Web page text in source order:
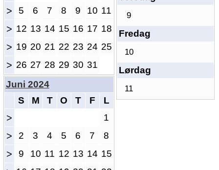
9
Fredag
10
Lørdag
11
> 5 6 7 8 9 10 11
> 12 13 14 15 16 17 18
> 19 20 21 22 23 24 25
> 26 27 28 29 30 31
Juni 2024
S
M T O T F L
> 1
> 2 3 4 5 6 7 8
> 9 10 11 12 13 14 15